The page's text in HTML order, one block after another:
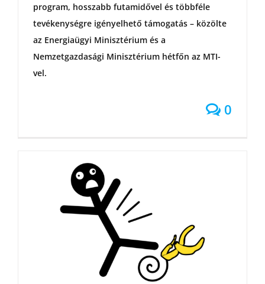
program, hosszabb futamidővel és többféle
tevékenységre igényelhető támogatás – közölte
az Energiaügyi Minisztérium és a
Nemzetgazdasági Minisztérium hétfőn az MTI-
vel.
0